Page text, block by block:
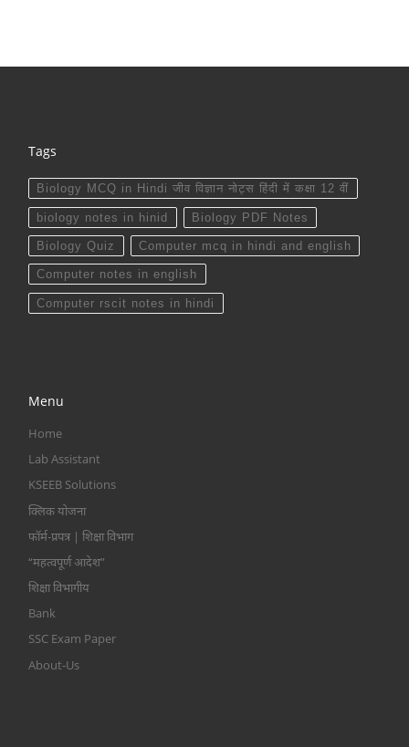
Tags
Biology MCQ in Hindi जीव विज्ञान नोट्स हिंदी में कक्षा 12 वीं
biology notes in hinid Biology PDF Notes
Biology Quiz Computer mcq in hindi and english
Computer notes in english
Computer rscit notes in hindi
Menu
Home
Lab Assistant
KSEEB Solutions
क्लिक योजना
फॉर्म-प्रपत्र | शिक्षा विभाग
“महत्वपूर्ण आदेश”
शिक्षा विभागीय
Bank
SSC Exam Paper
About-Us